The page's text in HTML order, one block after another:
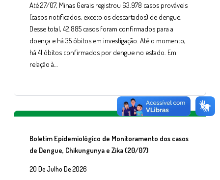
Até 27/07, Minas Gerais registrou 63.978 casos prováveis
(casos notificados, exceto os descartados) de dengue.
Desse total, 42.885 casos foram confirmados para a
doença e há 35 óbitos em investigação. Até o momento,
há 41 óbitos confirmados por dengue no estado. Em
relação à…
Boletim Epidemiológico de Monitoramento dos casos
de Dengue, Chikungunya e Zika (20/07)
20 De Julho De 2026